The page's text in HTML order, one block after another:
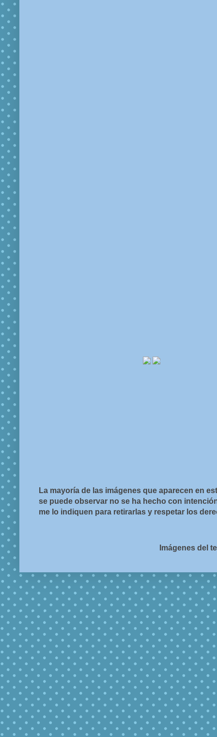
La mayoría de las imágenes que aparecen en
se puede observar no se ha hecho con
me lo indiquen para retirarlas y respetar los
Imágenes del